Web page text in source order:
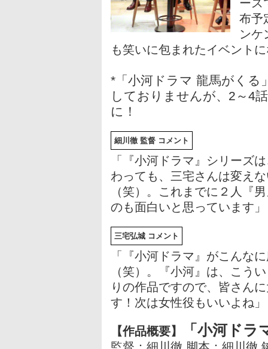
ース
布予
ンケ
も笑いに包まれたイベント
*「小河ドラマ 龍馬がくる
しておりませんが、2～4
に！
細川徹 監督 コメント
「『小河ドラマ』シリーズ
わっても、三宅さんは変え
（笑）。これまでに２人『
のも面白いと思っています」
三宅弘城 コメント
「『小河ドラマ』がこんな
（笑）。『小河』は、こう
りの作品ですので、皆さん
す！次は女性役もいいよね」
【作品概要】 「小河ド